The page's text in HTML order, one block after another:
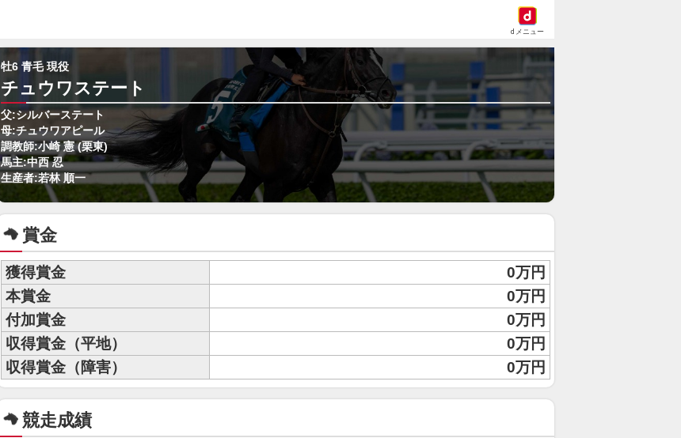
dメニュー
牡6 青毛 現役
チュウワステート
父:シルバーステート
母:チュウワアピール
調教師:小崎 憲 (栗東)
馬主:中西 忍
生産者:若林 順一
賞金
獲得賞金
0万円
本賞金
0万円
付加賞金
0万円
収得賞金（平地）
0万円
収得賞金（障害）
0万円
競走成績